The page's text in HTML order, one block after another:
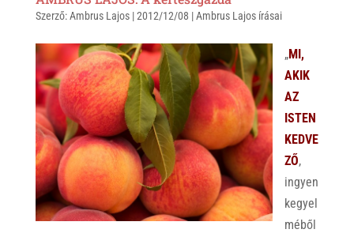
Szerző:Ambrus Lajos|2012/12/08 |Ambrus Lajos írásai
„MI,
AKIK
AZ
ISTEN
KEDVE
ZŐ,
ingyen
kegyel
méből